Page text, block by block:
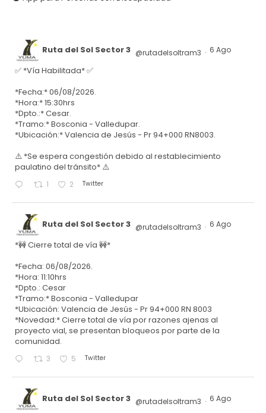
Ruta del Sol Sector 3 @rutadelsoltram3 · 6 Ago
✅ *Vía Habilitada* ✅
*Fecha:* 06/08/2026.
*Hora:* 15:30hrs
*Dpto.:* Cesar.
*Tramo:* Bosconia - Valledupar.
*Ubicación:* Valencia de Jesús - Pr 94+000 RN8003.
⚠️ *Se espera congestión debido al restablecimiento
paulatino del tránsito* ⚠️
1 2 Twitter
Ruta del Sol Sector 3 @rutadelsoltram3 · 6 Ago
*🚧 Cierre total de vía 🚧*
*Fecha: 06/08/2026.
*Hora: 11:10hrs
*Dpto.: Cesar
*Tramo:* Bosconia - Valledupar
*Ubicación: Valencia de Jesús - Pr 94+000 RN 8003
*Novedad:* Cierre total de vía por razones ajenas al
proyecto vial, se presentan bloqueos por parte de la
comunidad.
3 5 Twitter
Ruta del Sol Sector 3 @rutadelsoltram3 · 6 Ago